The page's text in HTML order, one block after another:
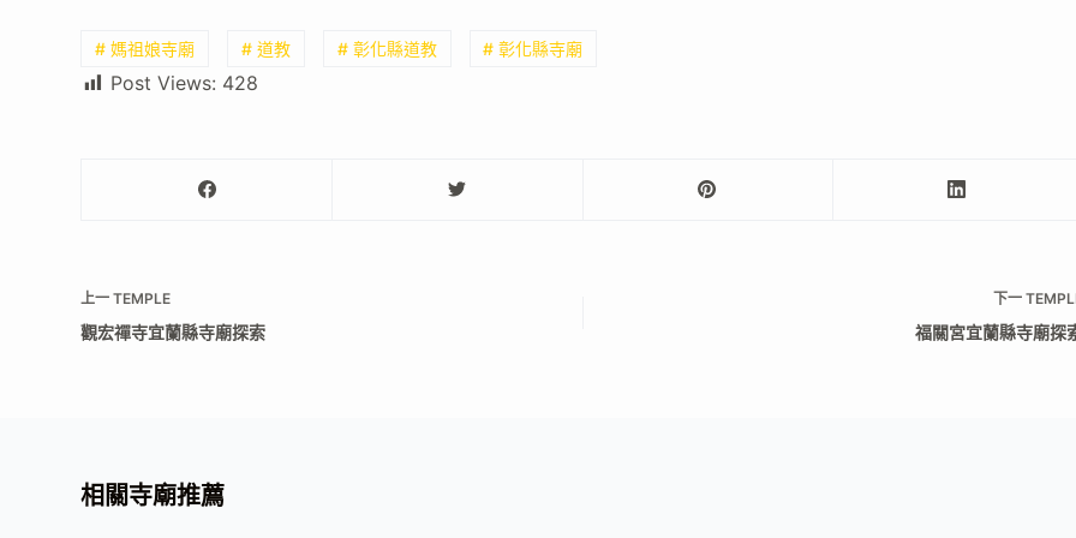
# 媽祖娘寺廟 # 道教 # 彰化縣道教 # 彰化縣寺廟
Post Views: 428
上一TEMPLE
觀宏禪寺宜蘭縣寺廟探索
下一
福關宮宜蘭縣寺廟探
相關寺廟推薦